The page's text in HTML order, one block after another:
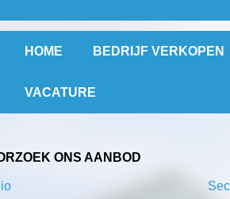
HOME BEDRIJF VERKOPEN
VACATURE
ONS AANBOD